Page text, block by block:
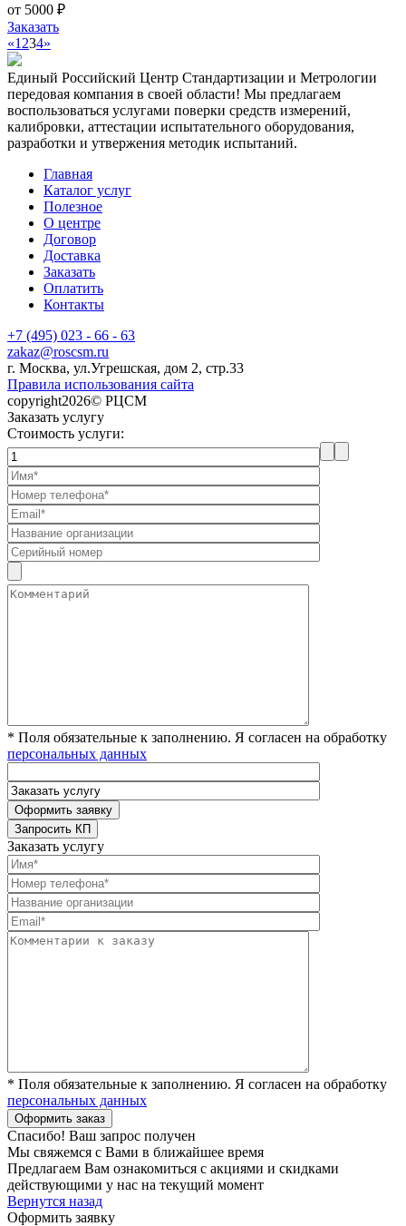
от 5000 ₽
Заказать
«1 234»
Единый Российский Центр Стандартизации и Метрологии
передовая компания в своей области! Мы предлагаем
воспользоваться услугами поверки средств измерений,
калибровки, аттестации испытательного оборудования,
разработки и утвержения методик испытаний.
Главная
Каталог услуг
Полезное
О центре
Договор
Доставка
Заказать
Оплатить
Контакты
+7 (495) 023 - 66 - 63
zakaz@roscsm.ru
г. Москва, ул.Угрешская, дом 2, стр.33
Правила использования сайта
copyright2026© РЦСМ
Заказать услугу
Стоимость услуги:
* Поля обязательные к заполнению. Я согласен на обработку
персональных данных
Заказать услугу
* Поля обязательные к заполнению. Я согласен на обработку
персональных данных
Спасибо! Ваш запрос получен
Мы свяжемся с Вами в ближайшее время
Предлагаем Вам ознакомиться с акциями и скидками
действующими у нас на текущий момент
Вернутся назад
Оформить заявку